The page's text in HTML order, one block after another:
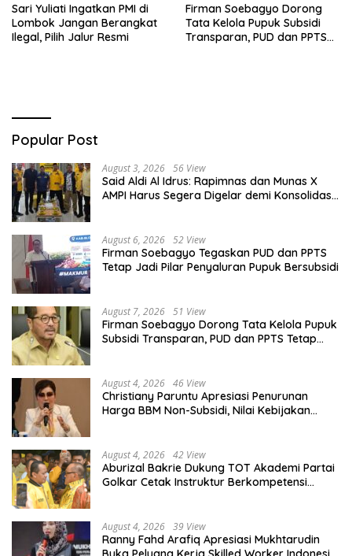
Sari Yuliati Ingatkan PMI di
Lombok Jangan Berangkat
Ilegal, Pilih Jalur Resmi
Firman Soebagyo Dorong
Tata Kelola Pupuk Subsidi
Transparan, PUD dan PPTS
Popular Post
August 3, 2026 56 View
Said Aldi Al Idrus: Rapimnas dan Munas X
AMPI Harus Segera Digelar demi Konsolidasi
August 6, 2026 52 View
Firman Soebagyo Tegaskan PUD dan PPTS
Tetap Jadi Pilar Penyaluran Pupuk Bersubsidi
August 7, 2026 51 View
Firman Soebagyo Dorong Tata Kelola Pupuk
Subsidi Transparan, PUD dan PPTS Tetap
August 4, 2026 46 View
Christiany Paruntu Apresiasi Penurunan
Harga BBM Non-Subsidi, Nilai Kebijakan
August 4, 2026 42 View
Aburizal Bakrie Dukung TOT Akademi Partai
Golkar Cetak Instruktur Berkompetensi
August 4, 2026 39 View
Ranny Fahd Arafiq Apresiasi Mukhtarudin